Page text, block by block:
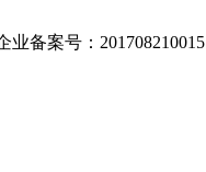
业备案号：201708210015